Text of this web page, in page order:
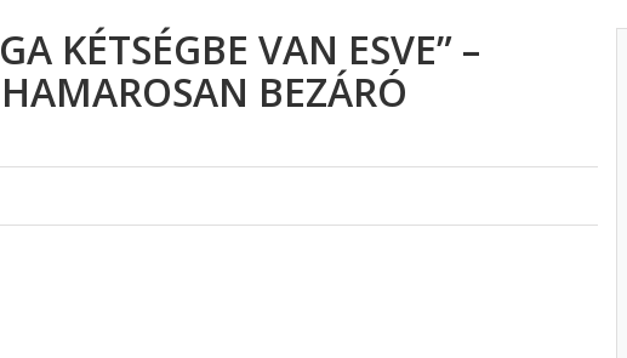
KÉTSÉGBE VAN ESVE” –
BEZÁRÓ